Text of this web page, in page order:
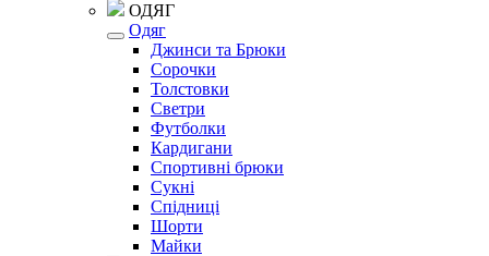
ОДЯГ
Одяг
Джинси та Брюки
Сорочки
Толстовки
Светри
Футболки
Кардигани
Спортивні брюки
Сукні
Спідниці
Шорти
Майки